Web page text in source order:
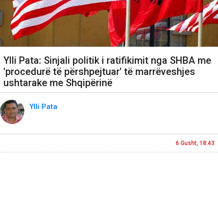
Ylli Pata: Sinjali politik i ratifikimit nga SHBA me
'procedurë të përshpejtuar' të marrëveshjes
ushtarake me Shqipërinë
Ylli Pata
6 Gusht, 18:43